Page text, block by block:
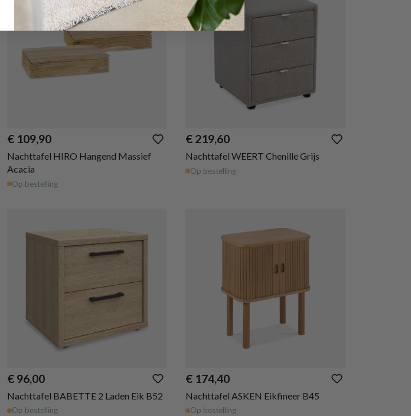
€ 109,90
Nachttafel HIRO Hangend Massief
Acacia
Op bestelling
€ 219,60
Nachttafel WEERT Chenille Grijs
Op bestelling
€ 96,00
Nachttafel BABETTE 2 Laden Eik B52
Op bestelling
€ 174,40
Nachttafel ASKEN Eikfineer B45
Op bestelling